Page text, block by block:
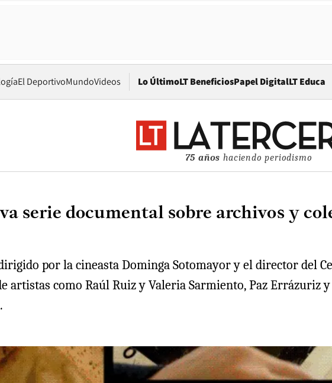
El DeportivoMundoVideos Lo ÚltimoLT BeneficiosPapel DigitalOpens in
LT Educa
75 años haciendo periodismo
serie documental sobre archivos y
por la cineasta Dominga Sotomayor y el director del
artistas como Raúl Ruiz y Valeria Sarmiento, Paz Errázuriz